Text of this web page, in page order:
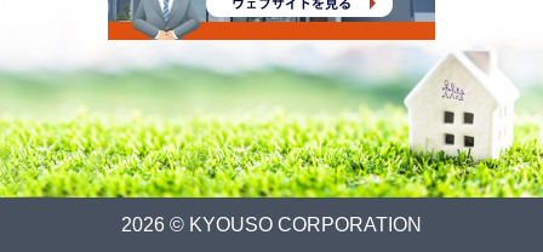
2026 © KYOUSO CORPORATION